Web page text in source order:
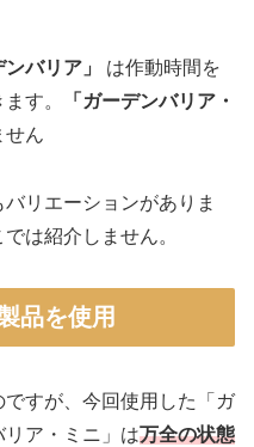
ンバリア」
は作動時間を
す。
「ガーデンバリア・
せん
リエーションがありま
は紹介しません。
品を使用
すが、今回使用した「ガ
ア・ミニ」は万全の状態